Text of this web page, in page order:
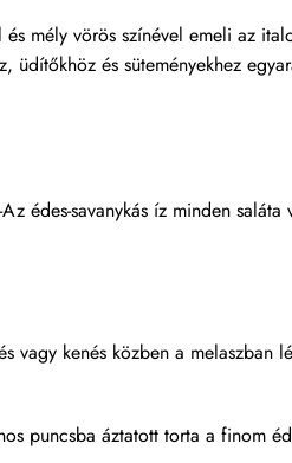
mély vörös színével emeli az
üdítőkhöz és süteményekhez
édes-savanykás íz minden
vagy kenés közben a melaszban
puncsba áztatott torta a finom